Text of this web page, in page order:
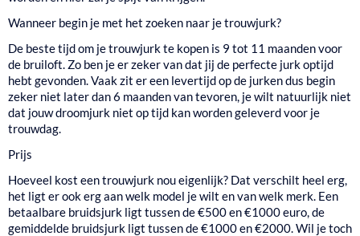
Wanneer begin je met het zoeken naar je trouwjurk?
De beste tijd om je trouwjurk te kopen is 9 tot 11 maanden voor
de bruiloft. Zo ben je er zeker van dat jij de perfecte jurk optijd
hebt gevonden. Vaak zit er een levertijd op de jurken dus begin
zeker niet later dan 6 maanden van tevoren, je wilt natuurlijk niet
dat jouw droomjurk niet op tijd kan worden geleverd voor je
trouwdag.
Prijs
Hoeveel kost een trouwjurk nou eigenlijk? Dat verschilt heel erg,
het ligt er ook erg aan welk model je wilt en van welk merk. Een
betaalbare bruidsjurk ligt tussen de €500 en €1000 euro, de
gemiddelde bruidsjurk ligt tussen de €1000 en €2000. Wil je toch